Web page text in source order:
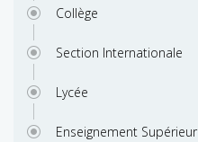
Collège
Section Internationale
Lycée
Enseignement Supérieur